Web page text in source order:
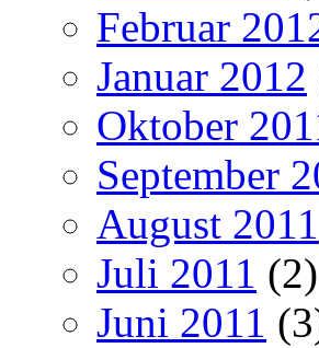
Februar
Januar 2012
Oktober
September
August 2011
Juli 2011 (2)
Juni 2011